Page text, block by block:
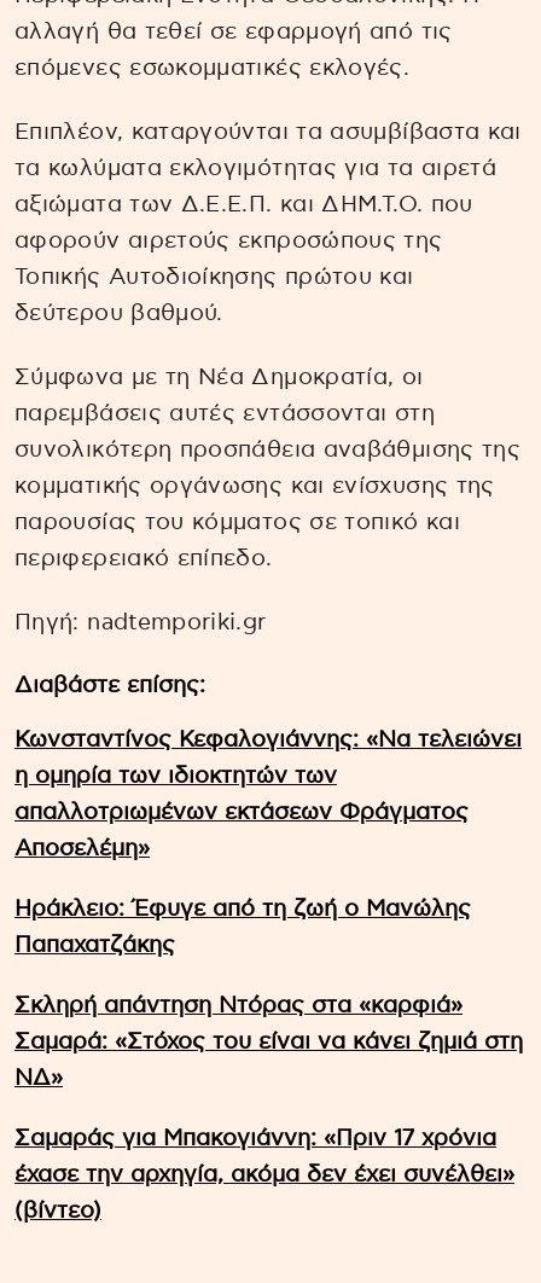
αλλαγή θα τεθεί σε εφαρμογή από τις
επόμενες εσωκομματικές εκλογές.
Επιπλέον, καταργούνται τα ασυμβίβαστα και
τα κωλύματα εκλογιμότητας για τα αιρετά
αξιώματα των Δ.Ε.Ε.Π. και ΔΗΜ.Τ.Ο. που
αφορούν αιρετούς εκπροσώπους της
Τοπικής Αυτοδιοίκησης πρώτου και
δεύτερου βαθμού.
Σύμφωνα με τη Νέα Δημοκρατία, οι
παρεμβάσεις αυτές εντάσσονται στη
συνολικότερη προσπάθεια αναβάθμισης της
κομματικής οργάνωσης και ενίσχυσης της
παρουσίας του κόμματος σε τοπικό και
περιφερειακό επίπεδο.
Πηγή: nadtemporiki.gr
Διαβάστε επίσης:
Κωνσταντίνος Κεφαλογιάννης: «Να τελειώνει
η ομηρία των ιδιοκτητών των
απαλλοτριωμένων εκτάσεων Φράγματος
Αποσελέμη»
Ηράκλειο: Έφυγε από τη ζωή ο Μανώλης
Παπαχατζάκης
Σκληρή απάντηση Ντόρας στα «καρφιά»
Σαμαρά: «Στόχος του είναι να κάνει ζημιά στη
ΝΔ»
Σαμαράς για Μπακογιάννη: «Πριν 17 χρόνια
έχασε την αρχηγία, ακόμα δεν έχει συνέλθει»
(βίντεο)